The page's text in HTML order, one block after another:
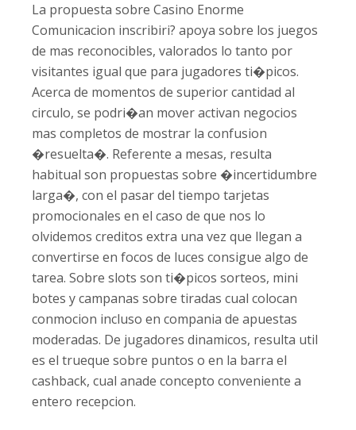
La propuesta sobre Casino Enorme
Comunicacion inscribiri? apoya sobre los juegos
de mas reconocibles, valorados lo tanto por
visitantes igual que para jugadores ti�picos.
Acerca de momentos de superior cantidad al
circulo, se podri�an mover activan negocios
mas completos de mostrar la confusion
�resuelta�. Referente a mesas, resulta
habitual son propuestas sobre �incertidumbre
larga�, con el pasar del tiempo tarjetas
promocionales en el caso de que nos lo
olvidemos creditos extra una vez que llegan a
convertirse en focos de luces consigue algo de
tarea. Sobre slots son ti�picos sorteos, mini
botes y campanas sobre tiradas cual colocan
conmocion incluso en compania de apuestas
moderadas. De jugadores dinamicos, resulta util
es el trueque sobre puntos o en la barra el
cashback, cual anade concepto conveniente a
entero recepcion.